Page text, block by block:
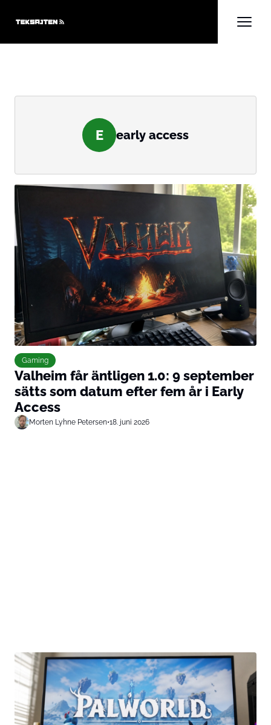
E early access
Gaming
Valheim får äntligen 1.0: 9 september
sätts som datum efter fem år i Early
Access
Morten Lyhne Petersen•18. juni 2026